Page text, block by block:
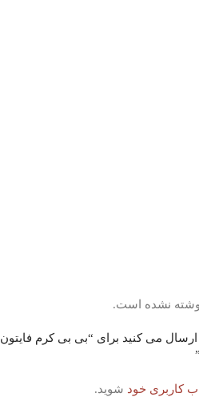
نشده است.
ارسال می کنید برای “بی بی کرم فایتون
کاربری خود شوید.